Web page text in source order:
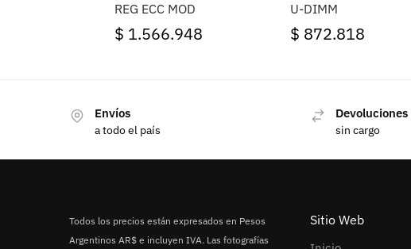
REG ECC MOD
$ 1.566.948
U-DIMM
$ 872.818
Envíos
a todo el país
Devoluciones
sin cargo
Todos los precios están expresados en Pesos
Argentinos AR$ e incluyen IVA. Las fotografías
Sitio Web